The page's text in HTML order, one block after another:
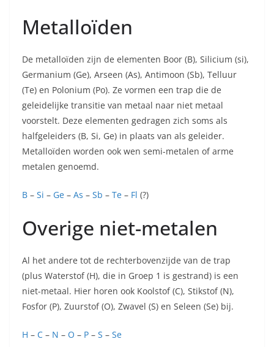
Metalloïden
De metalloïden zijn de elementen Boor (B), Silicium (si),
Germanium (Ge), Arseen (As), Antimoon (Sb), Telluur
(Te) en Polonium (Po). Ze vormen een trap die de
geleidelijke transitie van metaal naar niet metaal
voorstelt. Deze elementen gedragen zich soms als
halfgeleiders (B, Si, Ge) in plaats van als geleider.
Metalloïden worden ook wen semi-metalen of arme
metalen genoemd.
B – Si – Ge – As – Sb – Te – Fl (?)
Overige niet-metalen
Al het andere tot de rechterbovenzijde van de trap
(plus Waterstof (H), die in Groep 1 is gestrand) is een
niet-metaal. Hier horen ook Koolstof (C), Stikstof (N),
Fosfor (P), Zuurstof (O), Zwavel (S) en Seleen (Se) bij.
H – C – N – O – P – S – Se